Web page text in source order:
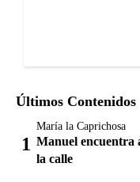
Últimos Contenidos
María la Caprichosa
Manuel encuentra
la calle